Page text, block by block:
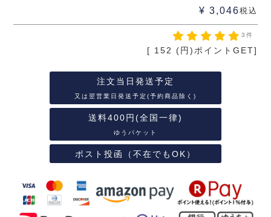
¥ 3,046税込
3件
[ 152 (円)ポイントGET]
注文当日発送予定
又は翌営業日発送予定(予約商品除く)
送料400円(全国一律)
ゆうパケット
ポスト投函（不在でもOK）